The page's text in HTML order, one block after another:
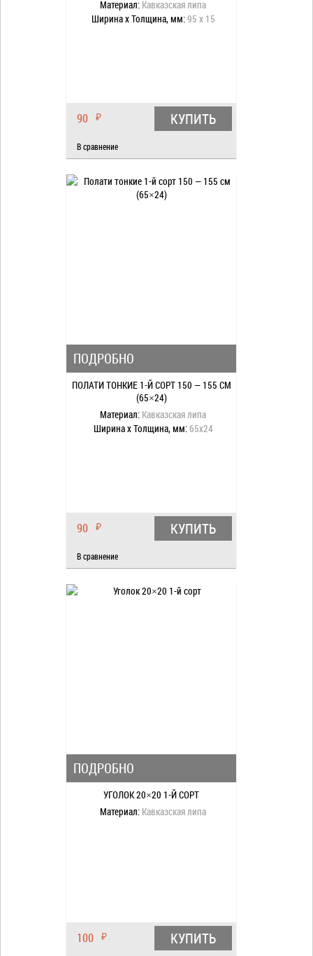
Материал: Кавказская липа
Ширина x Толщина, мм:95 x 15
90 ₽ КУПИТЬ
В сравнение
ПОДРОБНО
ПОЛАТИ ТОНКИЕ 1-Й СОРТ 150 — 155 СМ
(65×24)
Материал: Кавказская липа
Ширина x Толщина, мм:65x24
90 ₽ КУПИТЬ
В сравнение
ПОДРОБНО
УГОЛОК 20×20 1-Й СОРТ
Материал: Кавказская липа
100 ₽ КУПИТЬ